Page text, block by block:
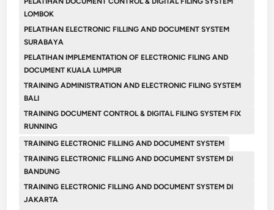
LOMBOK
PELATIHAN ELECTRONIC FILLING AND DOCUMENT SYSTEM
SURABAYA
PELATIHAN IMPLEMENTATION OF ELECTRONIC FILING AND
DOCUMENT KUALA LUMPUR
TRAINING ADMINISTRATION AND ELECTRONIC FILING SYSTEM
BALI
TRAINING DOCUMENT CONTROL & DIGITAL FILING SYSTEM FIX
RUNNING
TRAINING ELECTRONIC FILLING AND DOCUMENT SYSTEM
TRAINING ELECTRONIC FILLING AND DOCUMENT SYSTEM DI
BANDUNG
TRAINING ELECTRONIC FILLING AND DOCUMENT SYSTEM DI
JAKARTA